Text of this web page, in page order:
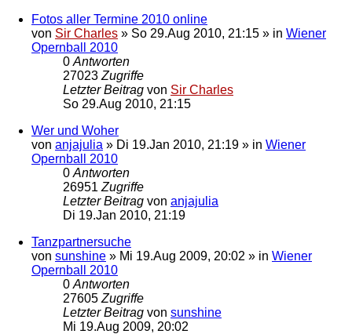
Fotos aller Termine 2010 online
von Sir Charles » So 29.Aug 2010, 21:15 » in Wiener
Opernball 2010
0 Antworten
27023 Zugriffe
Letzter Beitrag von Sir Charles
So 29.Aug 2010, 21:15
Wer und Woher
von anjajulia » Di 19.Jan 2010, 21:19 » in Wiener
Opernball 2010
0 Antworten
26951 Zugriffe
Letzter Beitrag von anjajulia
Di 19.Jan 2010, 21:19
Tanzpartnersuche
von sunshine » Mi 19.Aug 2009, 20:02 » in Wiener
Opernball 2010
0 Antworten
27605 Zugriffe
Letzter Beitrag von sunshine
Mi 19.Aug 2009, 20:02